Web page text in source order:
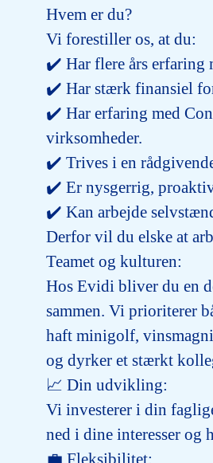
Hvem er du?
Vi forestiller os, at du:
✔️ Har flere års erfaring
✔️ Har stærk finansiel
✔️ Har erfaring med
virksomheder.
✔️ Trives i en
✔️ Er nysgerrig,
✔️ Kan arbejde
Derfor vil du elske at
Teamet og kulturen:
Hos Evidi bliver du en
sammen. Vi prioriterer
haft minigolf,
og dyrker et stærkt
📈 Din udvikling:
Vi investerer i din
ned i dine interesser og
💼 Fleksibilitet: